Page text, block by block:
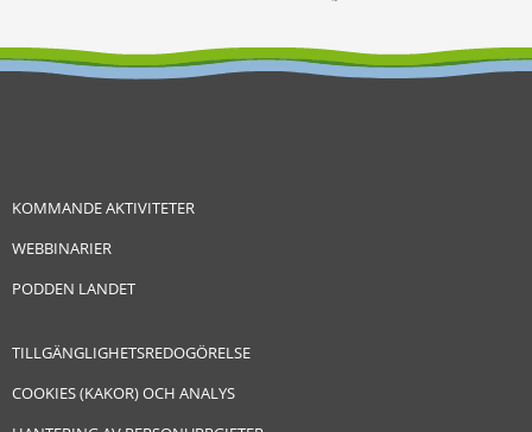
KOMMANDE AKTIVITETER
WEBBINARIER
PODDEN LANDET
TILLGÄNGLIGHETSREDOGÖRELSE
COOKIES (KAKOR) OCH ANALYS